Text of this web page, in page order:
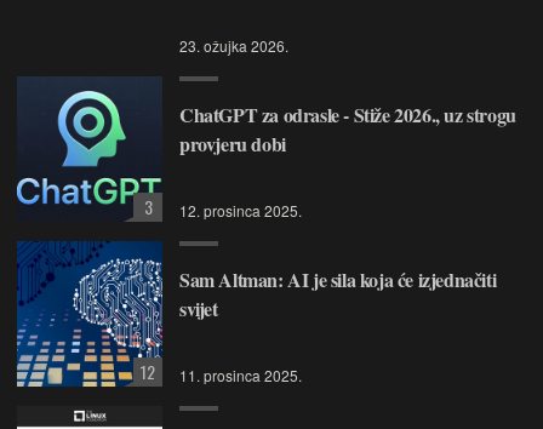
23. ožujka 2026.
ChatGPT za odrasle - Stiže 2026., uz strogu
provjeru dobi
12. prosinca 2025.
3
Sam Altman: AI je sila koja će izjednačiti
svijet
11. prosinca 2025.
12